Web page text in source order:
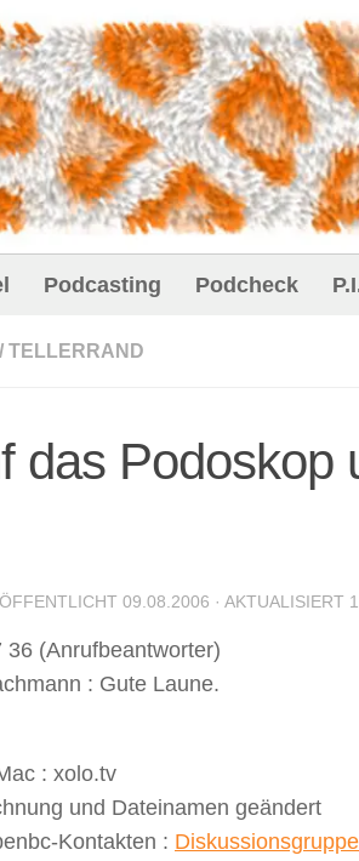
Podcasting Podcheck
/ TELLERRAND
das Podoskop
09.08.2006 · AKTUALISIERT
(Anrufbeantworter)
: Gute Laune.
: xolo.tv
und Dateinamen geändert
Kontakten :